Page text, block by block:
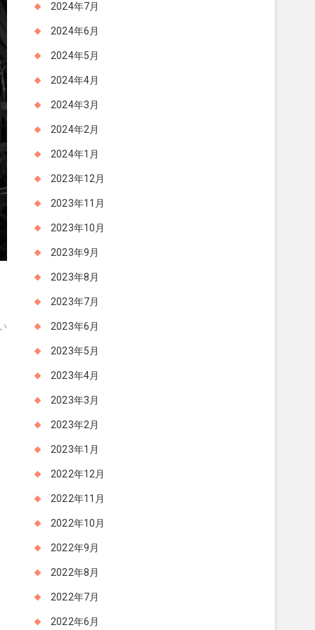
2024年7月
2024年6月
2024年5月
2024年4月
2024年3月
2024年2月
2024年1月
2023年12月
2023年11月
2023年10月
2023年9月
2023年8月
2023年7月
2023年6月
2023年5月
2023年4月
2023年3月
2023年2月
2023年1月
2022年12月
2022年11月
2022年10月
2022年9月
2022年8月
2022年7月
2022年6月